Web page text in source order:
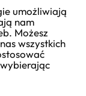
okresu
umożliwiają
nam
Możesz
wszystkich